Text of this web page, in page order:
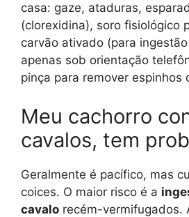
casa: gaze, ataduras,
(clorexidina), soro fisiológico
carvão ativado (para
apenas sob orientação
pinça para remover espinhos
Meu cachorro
cavalos, tem
Geralmente é pacífico, mas
coices. O maior risco é a
cavalo recém-vermifugados.